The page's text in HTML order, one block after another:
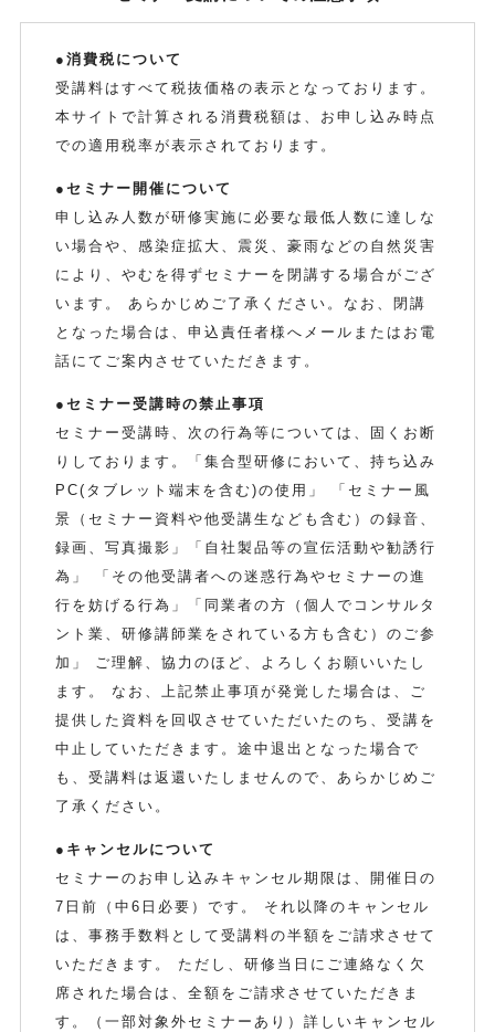
●消費税について
受講料はすべて税抜価格の表示となっております。
本サイトで計算される消費税額は、お申し込み時点
での適用税率が表示されております。
●セミナー開催について
申し込み人数が研修実施に必要な最低人数に達しな
い場合や、感染症拡大、震災、豪雨などの自然災害
により、やむを得ずセミナーを閉講する場合がござ
います。 あらかじめご了承ください。なお、閉講
となった場合は、申込責任者様へメールまたはお電
話にてご案内させていただきます。
●セミナー受講時の禁止事項
セミナー受講時、次の行為等については、固くお断
りしております。「集合型研修において、持ち込み
PC(タブレット端末を含む)の使用」 「セミナー風
景（セミナー資料や他受講生なども含む）の録音、
録画、写真撮影」「自社製品等の宣伝活動や勧誘行
為」 「その他受講者への迷惑行為やセミナーの進
行を妨げる行為」「同業者の方（個人でコンサルタ
ント業、研修講師業をされている方も含む）のご参
加」 ご理解、協力のほど、よろしくお願いいたし
ます。 なお、上記禁止事項が発覚した場合は、ご
提供した資料を回収させていただいたのち、受講を
中止していただきます。途中退出となった場合で
も、受講料は返還いたしませんので、あらかじめご
了承ください。
●キャンセルについて
セミナーのお申し込みキャンセル期限は、開催日の
7日前（中6日必要）です。 それ以降のキャンセル
は、事務手数料として受講料の半額をご請求させて
いただきます。 ただし、研修当日にご連絡なく欠
席された場合は、全額をご請求させていただきま
す。（一部対象外セミナーあり）詳しいキャンセル